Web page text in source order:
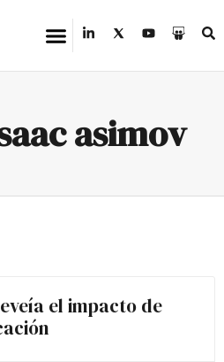
asimov
el impacto de